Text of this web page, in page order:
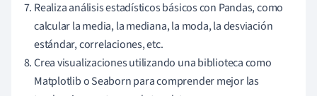
Realiza análisis estadísticos básicos con Pandas, como
calcular la media, la mediana, la moda, la desviación
estándar, correlaciones, etc.
Crea visualizaciones utilizando una biblioteca como
Matplotlib o Seaborn para comprender mejor las